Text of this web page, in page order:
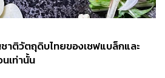
าติวัตถุดิบไทยของเชฟแบล็กและ
เท่านั้น